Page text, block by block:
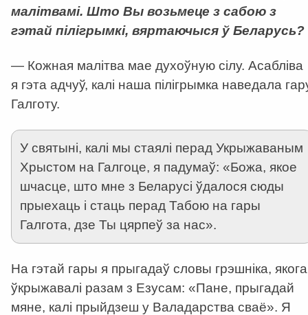
малітвамі. Што Вы возьмеце з сабою з
гэтай пілігрымкі, вяртаючыся ў Беларусь?
— Кожная малітва мае духоўную сілу. Асабліва
я гэта адчуў, калі наша пілігрымка наведала
Галготу.
У святыні, калі мы стаялі перад Укрыжаваным
Хрыстом на Галгоце, я падумаў: «Божа, якое
шчасце, што мне з Беларусі ўдалося сюды
прыехаць і стаць перад Табою на гары
Галгота, дзе Ты цярпеў за нас».
На гэтай гары я прыгадаў словы грэшніка, якога
ўкрыжавалі разам з Езусам: «Пане, прыгадай
мяне, калі прыйдзеш у Валадарства сваё». Я